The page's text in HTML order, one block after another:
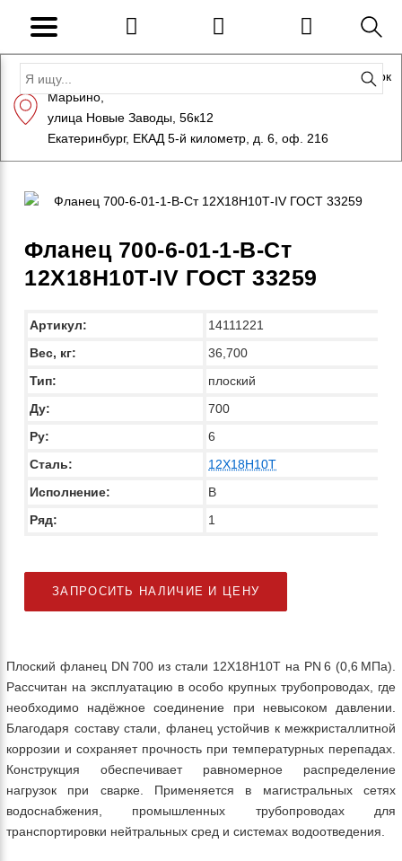
+7 (812) 600-10-15
info@eversteel.ru
Адрес: Санкт-Петербург, Петергоф, Индустриальный парк
Марьино,
улица Новые Заводы, 56к12
Екатеринбург, ЕКАД 5-й километр, д. 6, оф. 216
ЗАКАЗАТЬ ЗВОНОК
Фланец 700-6-01-1-B-Ст
12Х18Н10Т-IV ГОСТ 33259
Артикул:
14111221
Вес, кг:
36,700
Тип:
плоский
Ду:
700
Ру:
6
Сталь:
12Х18Н10Т
Исполнение:
B
Ряд:
1
ЗАПРОСИТЬ НАЛИЧИЕ И ЦЕНУ
Плоский фланец DN 700 из стали 12Х18Н10Т на PN 6 (0,6 МПа).
Рассчитан на эксплуатацию в особо крупных трубопроводах, где
необходимо надёжное соединение при невысоком давлении.
Благодаря составу стали, фланец устойчив к межкристаллитной
коррозии и сохраняет прочность при температурных перепадах.
Конструкция обеспечивает равномерное распределение
нагрузок при сварке. Применяется в магистральных сетях
водоснабжения, промышленных трубопроводах для
транспортировки нейтральных сред и системах водоотведения.